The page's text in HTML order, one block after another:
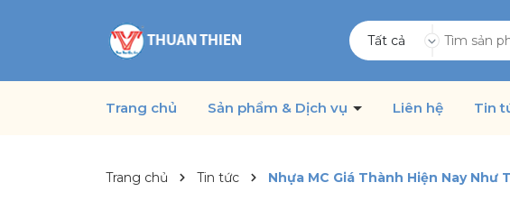
Tất cả
Trang chủ Sản phẩm & Dịch vụ Liên hệ Tin
Trang chủ Tin tức Nhựa MC Giá Thành Hiện Nay Như